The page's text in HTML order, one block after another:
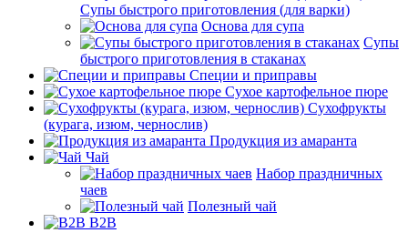
Супы быстрого приготовления (для варки)
Основа для супа
Супы
быстрого приготовления в стаканах
Специи и приправы
Сухое картофельное пюре
Сухофрукты
(курага, изюм, чернослив)
Продукция из амаранта
Чай
Набор праздничных
чаев
Полезный чай
B2B